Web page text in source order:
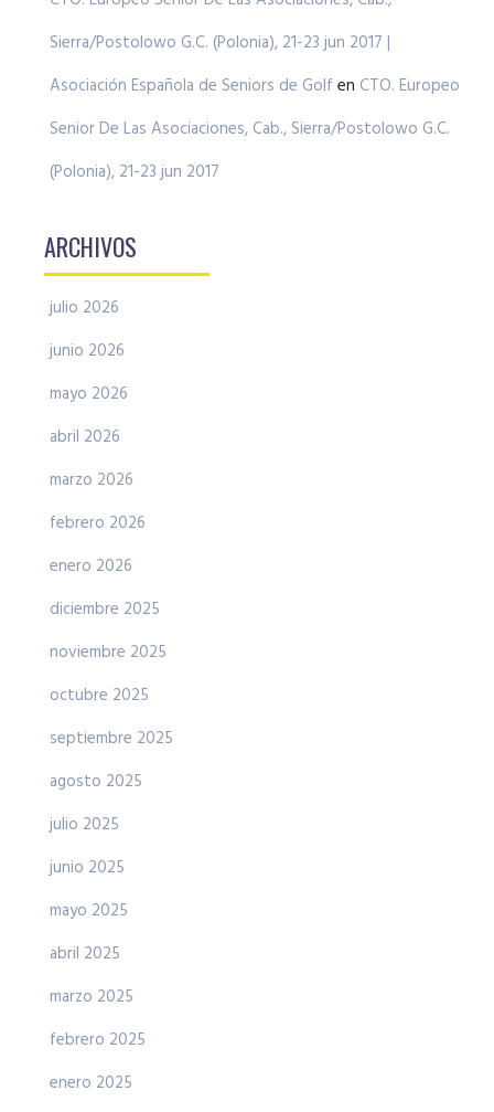
Sierra/Postolowo G.C. (Polonia), 21-23 jun 2017 |
Asociación Española de Seniors de Golf en CTO. Europeo
Senior De Las Asociaciones, Cab., Sierra/Postolowo G.C.
(Polonia), 21-23 jun 2017
ARCHIVOS
julio 2026
junio 2026
mayo 2026
abril 2026
marzo 2026
febrero 2026
enero 2026
diciembre 2025
noviembre 2025
octubre 2025
septiembre 2025
agosto 2025
julio 2025
junio 2025
mayo 2025
abril 2025
marzo 2025
febrero 2025
enero 2025